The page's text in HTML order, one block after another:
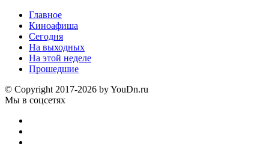
Главное
Киноафиша
Сегодня
На выходных
На этой неделе
Прошедшие
© Copyright 2017-2026 by YouDn.ru
Мы в соцсетях